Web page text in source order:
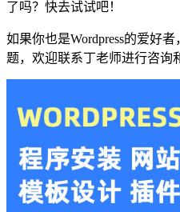
了吗？快去试试吧！
如果你也是Wordpress的爱好者
题，欢迎联系丁老师进行咨询